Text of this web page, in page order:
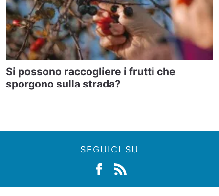
Si possono raccogliere i frutti che
sporgono sulla strada?
SEGUICI SU